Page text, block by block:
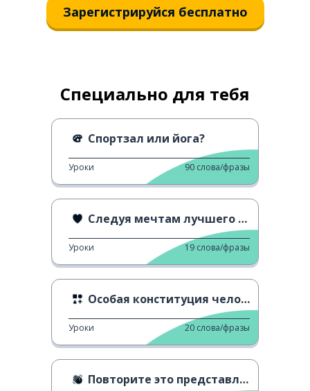
Зарегистрируйся бесплатно
Специально для тебя
Спортзал или йога?
Уроки 90 слова/фразы
Следуя мечтам лучшего друга
Уроки 19 слова/фразы
Особая конституция человека
Уроки 20 слова/фразы
Повторите это представление